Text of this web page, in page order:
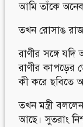
আমি তাঁকে
তখন রোসাঙ
রাণীর সঙ্গে
রাণীর কাপড়ের
কী করে ছবিতে
তখন মন্ত্রী
আছে। সুতরাং